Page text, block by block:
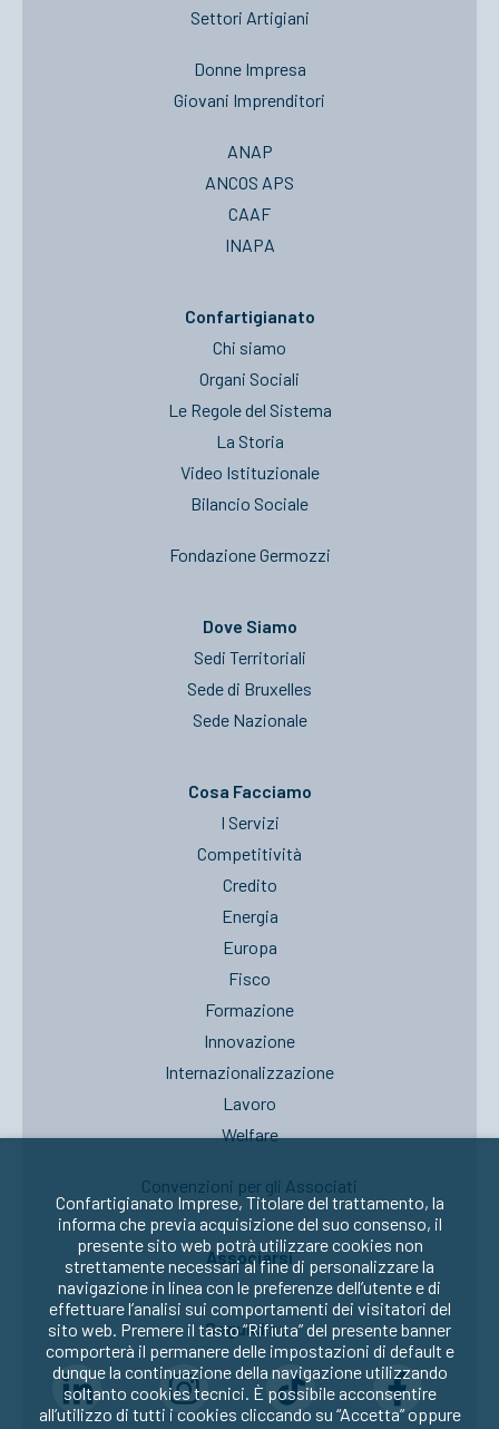
Settori Artigiani
Donne Impresa
Giovani Imprenditori
ANAP
ANCOS APS
CAAF
INAPA
Confartigianato
Chi siamo
Organi Sociali
Le Regole del Sistema
La Storia
Video Istituzionale
Bilancio Sociale
Fondazione Germozzi
Dove Siamo
Sedi Territoriali
Sede di Bruxelles
Sede Nazionale
Cosa Facciamo
I Servizi
Competitività
Credito
Energia
Europa
Fisco
Formazione
Innovazione
Internazionalizzazione
Lavoro
Welfare
Convenzioni per gli Associati
Associarsi
Seguici su:
Confartigianato Imprese, Titolare del trattamento, la
informa che previa acquisizione del suo consenso, il
presente sito web potrà utilizzare cookies non
strettamente necessari al fine di personalizzare la
navigazione in linea con le preferenze dell’utente e di
effettuare l’analisi sui comportamenti dei visitatori del
sito web. Premere il tasto “Rifiuta” del presente banner
comporterà il permanere delle impostazioni di default e
dunque la continuazione della navigazione utilizzando
soltanto cookies tecnici. È possibile acconsentire
all’utilizzo di tutti i cookies cliccando su “Accetta” oppure